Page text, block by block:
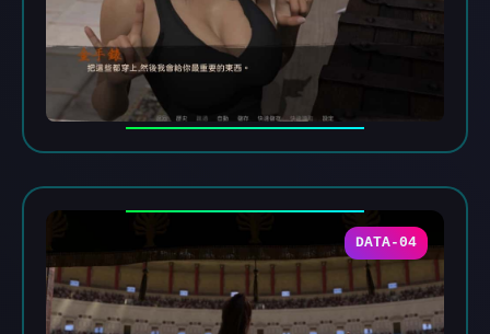
DATA-04